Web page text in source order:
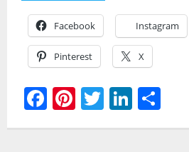
Facebook Instagram
Pinterest X
F
ac
Pi
nt
T
w
Li
n o